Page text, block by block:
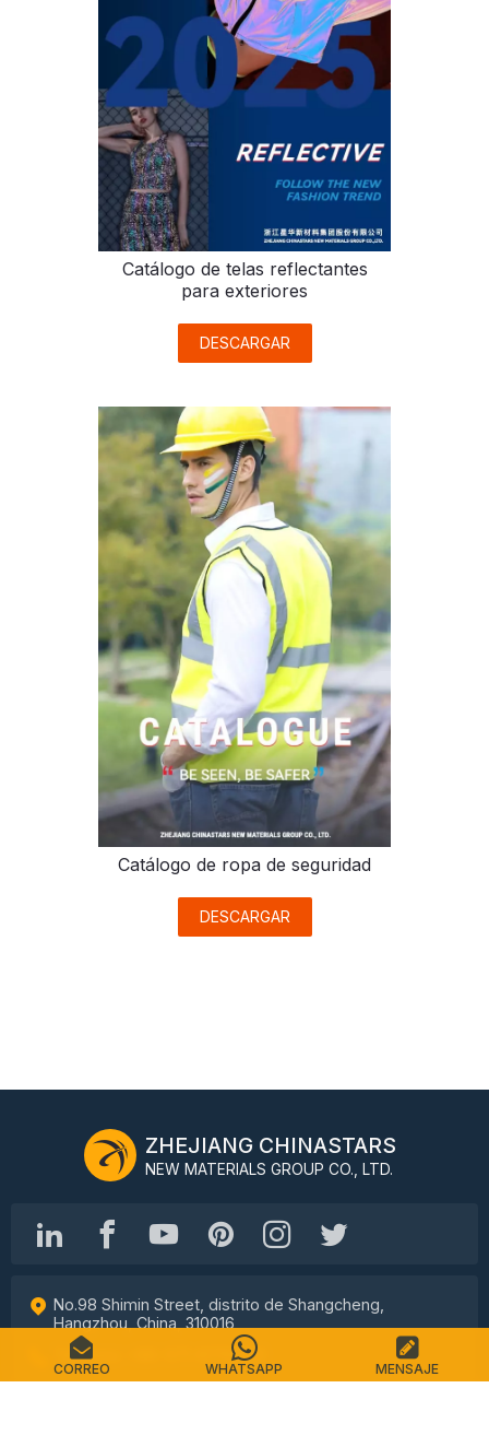
Catálogo de telas reflectantes
para exteriores
DESCARGAR
Catálogo de ropa de seguridad
DESCARGAR
ZHEJIANG CHINASTARS
NEW MATERIALS GROUP CO., LTD.
No.98 Shimin Street, distrito de Shangcheng,
Hangzhou, China, 310016
Teléfono: +86-571-87155512
CORREO WHATSAPP MENSAJE